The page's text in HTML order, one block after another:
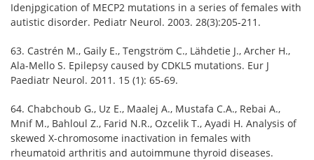
Idenjpgication of MЕCP2 mutations in a series of females with
autistic disorder. Pediatr Neurol. 2003. 28(3):205-211.
63. Castrén M., Gaily E., Tengström C., Lähdetie J., Archer H.,
Ala-Mello S. Epilepsy caused by CDKL5 mutations. Eur J
Paediatr Neurol. 2011. 15 (1): 65-69.
64. Chabchoub G., Uz E., Maalej A., Mustafa C.A., Rebai A.,
Mnif M., Bahloul Z., Farid N.R., Ozcelik T., Ayadi H. Analysis of
skewed X-chromosome inactivation in females with
rheumatoid arthritis and autoimmune thyroid diseases.